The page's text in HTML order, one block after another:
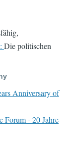
Die politischen
Anniversary of
Forum - 20 Jahre